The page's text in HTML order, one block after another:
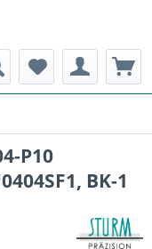
P10
BK-1